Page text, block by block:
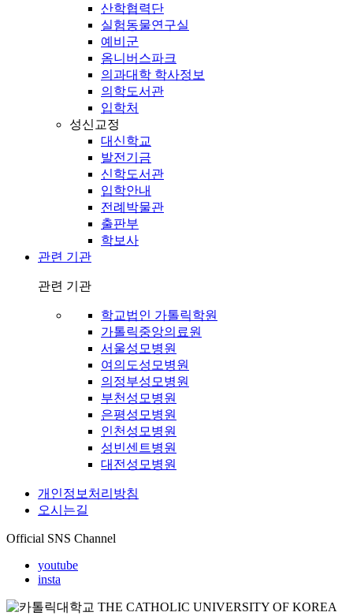
산학협력단
실험동물연구실
예비군
옴니버스파크
의과대학 학사정보
의학도서관
입학처
성신교정
대신학교
발전기금
신학도서관
입학안내
전례박물관
출판부
학보사
관련 기관
관련 기관
학교법인 가톨릭학원
가톨릭중앙의료원
서울성모병원
여의도성모병원
의정부성모병원
부천성모병원
은평성모병원
인천성모병원
성빈센트병원
대전성모병원
개인정보처리방침
오시는길
Official SNS Channel
youtube
insta